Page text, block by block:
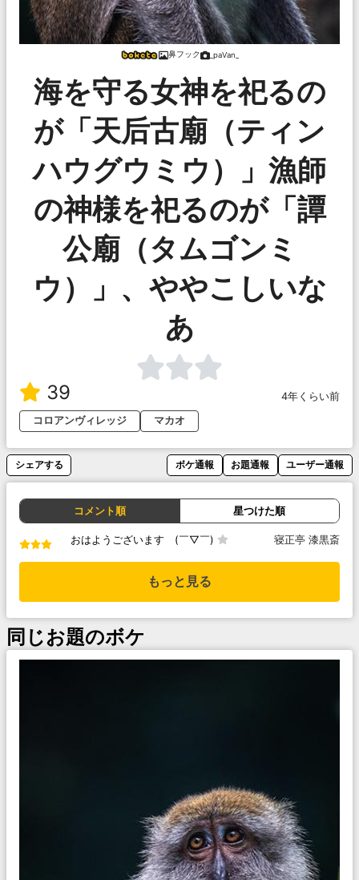
鼻フック _paVan_
海を守る女神を祀るの
が「天后古廟（ティン
ハウグウミウ）」漁師
の神様を祀るのが「譚
公廟（タムゴンミ
ウ）」、ややこしいな
あ
39
4年くらい前
コロアンヴィレッジ
マカオ
シェアする ボケ通報 お題通報 ユーザー通報
コメント順 星つけた順
おはようございます (￣▽￣) 寝正亭 漆黒斎
もっと見る
同じお題のボケ